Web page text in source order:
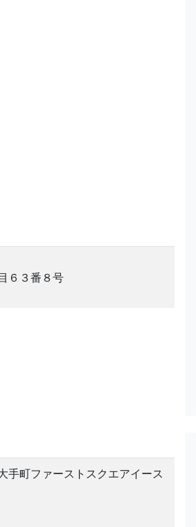
６３番８号
手町ファーストスクエアイース